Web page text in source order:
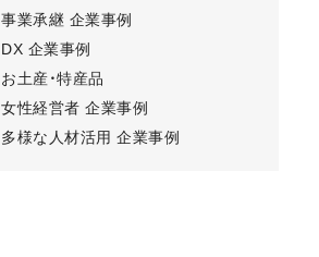
事業承継 企業事例
DX 企業事例
お土産・特産品
女性経営者 企業事例
多様な人材活用 企業事例